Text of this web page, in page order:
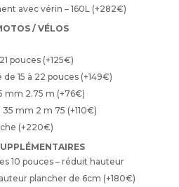
avec vérin – 160L(+282€)
/ VÉLOS
pouces(+125€)
15 à 22 pouces (+149€)
mm 2.75 m (+76€)
mm 2 m 75 (+110€)
(+220€)
10 pouces – réduit hauteur
plancher de 6cm (+180€)